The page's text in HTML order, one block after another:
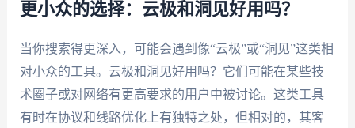
更小众的选择：云极和洞见好用吗？
当你搜索得更深入，可能会遇到像“云极”或“洞见”这类相
对小众的工具。云极和洞见好用吗？它们可能在某些技
术圈子或对网络有更高要求的用户中被讨论。这类工具
有时在协议和线路优化上有独特之处，但相对的，其客